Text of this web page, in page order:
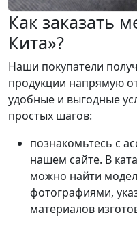
Как заказать
Кита»?
Наши покупатели
продукции напрямую
удобные и выгодные
простых шагов:
познакомьтесь с
нашем сайте. В
можно найти
фотографиями,
материалов